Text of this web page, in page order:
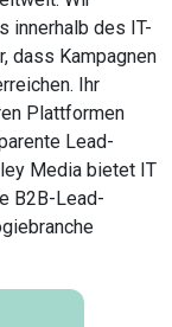
innerhalb des IT-
dass Kampagnen
Ihr
Plattformen
Lead-
Media bietet IT
B2B-Lead-